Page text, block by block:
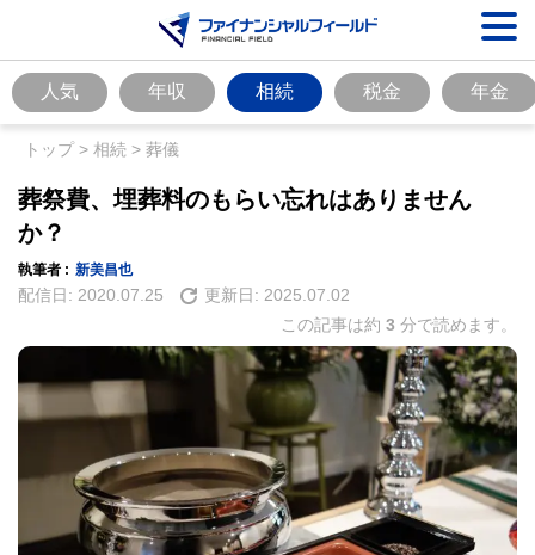
人気 年収 相続 税金 年金
トップ> 相続 > 葬儀
葬祭費、埋葬料のもらい忘れはありません
か？
執筆者 : 新美昌也
配信日: 2020.07.25 更新日: 2025.07.02
この記事は約 3 分で読めます。